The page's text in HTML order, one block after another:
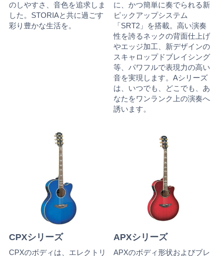
のしやすさ、音色を追求しま
した。STORIAと共に過ごす
彩り豊かな生活を。
に、かつ簡単に奏でられる新
ピックアップシステム
「SRT2」を搭載。高い演奏
性を誇るネックの背面仕上げ
やエッジ加工、新デザインの
スキャロップドブレイシング
等、パワフルで表現力の高い
音を実現します。Aシリーズ
は、いつでも、どこでも、あ
なたをワンランク上の演奏へ
誘います。
CPXシリーズ
CPXのボディは、エレクトリ
APXシリーズ
APXのボディ形状およびブレ